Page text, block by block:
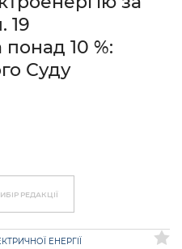
19
10 %:
Суду
РЕДАКЦІЇ
ЕНЕРГІЇ